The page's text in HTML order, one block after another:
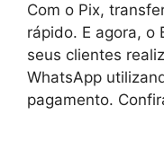
Com o Pix,
rápido. E agora, o
seus clientes
WhatsApp
pagamento.